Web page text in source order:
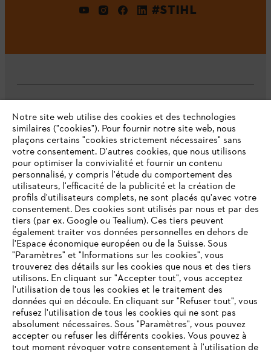
#STIHL
L'Entreprise
Questions fréquentes
Service
Politique de protection des données
Mentions légales Cookies
Informations juridiques
VOTRE NAVIGATEUR INTERNET
N'EST PLUS PRIS EN CHARGE
Vous utilisez un navigateur Internet que nous ne prenons plus
en charge, et certaines fonctionnalités de notre site ne
peuvent fonctionner correctement. Pour une utilisation
Notre site web utilise des cookies et des technologies
similaires ("cookies"). Pour fournir notre site web, nous
plaçons certains "cookies strictement nécessaires" sans
votre consentement. D'autres cookies, que nous utilisons
pour optimiser la convivialité et fournir un contenu
personnalisé, y compris l'étude du comportement des
utilisateurs, l'efficacité de la publicité et la création de
profils d'utilisateurs complets, ne sont placés qu'avec votre
consentement. Des cookies sont utilisés par nous et par des
tiers (par ex. Google ou Tealium). Ces tiers peuvent
également traiter vos données personnelles en dehors de
l'Espace économique européen ou de la Suisse. Sous
"Paramètres" et "Informations sur les cookies", vous
trouverez des détails sur les cookies que nous et des tiers
utilisons. En cliquant sur "Accepter tout", vous acceptez
l'utilisation de tous les cookies et le traitement des
données qui en découle. En cliquant sur "Refuser tout", vous
refusez l'utilisation de tous les cookies qui ne sont pas
absolument nécessaires. Sous "Paramètres", vous pouvez
accepter ou refuser les différents cookies. Vous pouvez à
tout moment révoquer votre consentement à l'utilisation de